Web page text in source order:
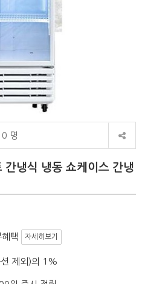
0 명
냉식 냉동 쇼케이스 간냉
택 자세히보기
제외)의 1%